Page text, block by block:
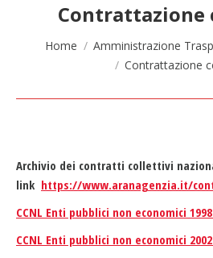
Tu sei qui:Home Amministrazione
Contrattazione
Archivio dei contratti collettivi
link https://www.aranagenzia.it/
CCNL Enti pubblici non economici
CCNL Enti pubblici non economici